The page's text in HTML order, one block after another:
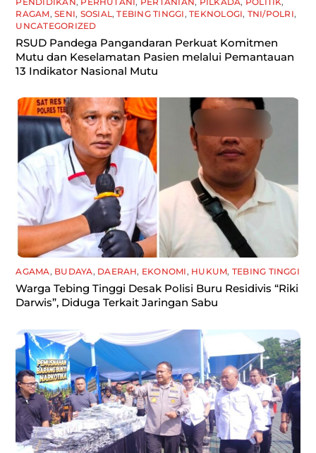
RAGAM,SENI, SOSIAL,TEBING TINGGI,TEKNOLOGI, TNI/POLRI,
UNCATEGORIZED
RSUD Pandega Pangandaran Perkuat Komitmen
Mutu dan Keselamatan Pasien melalui Pemantauan
13 Indikator Nasional Mutu
AGAMA, BUDAYA, DAERAH, EKONOMI, HUKUM, TEBING TINGGI
Warga Tebing Tinggi Desak Polisi Buru Residivis “Riki
Darwis”, Diduga Terkait Jaringan Sabu